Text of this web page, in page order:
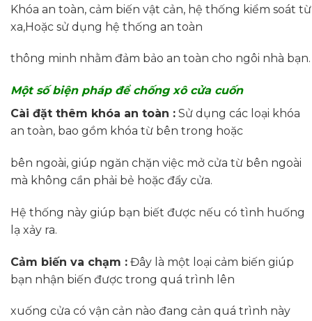
Khóa an toàn, cảm biến vật cản, hệ thống kiểm soát từ
xa,Hoặc sử dụng hệ thống an toàn
thông minh nhằm đảm bảo an toàn cho ngôi nhà bạn.
Một số biện pháp để chống xô cửa cuốn
Cài đặt thêm khóa an toàn : Sử dụng các loại khóa
an toàn, bao gồm khóa từ bên trong hoặc
bên ngoài, giúp ngăn chặn việc mở cửa từ bên ngoài
mà không cần phải bẻ hoặc đẩy cửa.
Hệ thống này giúp bạn biết được nếu có tình huống
lạ xảy ra.
Cảm biến va chạm : Đây là một loại cảm biến giúp
bạn nhận biến được trong quá trình lên
xuống cửa có vận cản nào đang cản quá trình này